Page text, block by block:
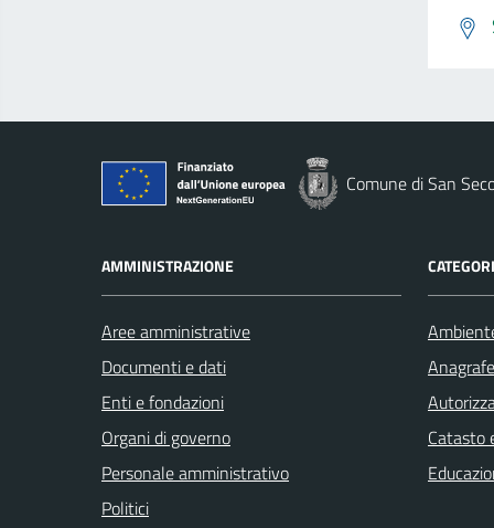
Comune di San
AMMINISTRAZIONE
Aree amministrative
Documenti e dati
Enti e fondazioni
Organi di governo
Personale amministrativo
Politici
Catasto